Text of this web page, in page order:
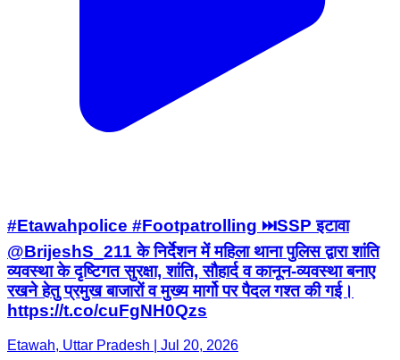
#Etawahpolice #Footpatrolling ⏭️SSP इटावा
@BrijeshS_211 के निर्देशन में महिला थाना पुलिस द्वारा शांति
व्यवस्था के दृष्टिगत सुरक्षा, शांति, सौहार्द व कानून-व्यवस्था बनाए
रखने हेतु प्रमुख बाजारों व मुख्य मार्गो पर पैदल गश्त की गई।
https://t.co/cuFgNH0Qzs
Etawah, Uttar Pradesh | Jul 20, 2026